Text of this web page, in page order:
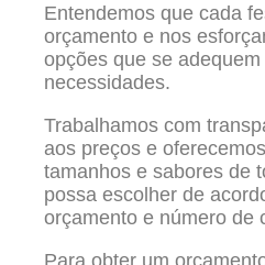
Entendemos que cada
orçamento e nos
opções que se
necessidades.
Trabalhamos com
aos preços e
tamanhos e sabores de
possa escolher de
orçamento e número de
Para obter um